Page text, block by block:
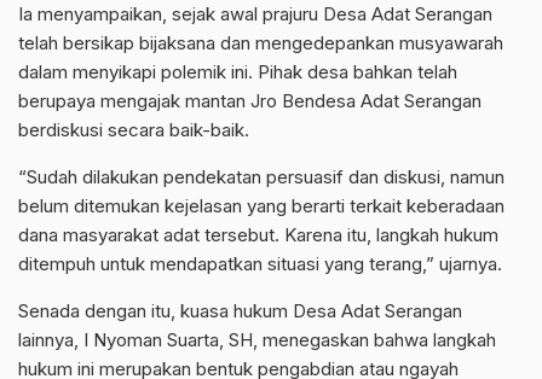
Ia menyampaikan, sejak awal prajuru Desa Adat Serangan
telah bersikap bijaksana dan mengedepankan musyawarah
dalam menyikapi polemik ini. Pihak desa bahkan telah
berupaya mengajak mantan Jro Bendesa Adat Serangan
berdiskusi secara baik-baik.
“Sudah dilakukan pendekatan persuasif dan diskusi, namun
belum ditemukan kejelasan yang berarti terkait keberadaan
dana masyarakat adat tersebut. Karena itu, langkah hukum
ditempuh untuk mendapatkan situasi yang terang,” ujarnya.
Senada dengan itu, kuasa hukum Desa Adat Serangan
lainnya, I Nyoman Suarta, SH, menegaskan bahwa langkah
hukum ini merupakan bentuk pengabdian atau ngayah